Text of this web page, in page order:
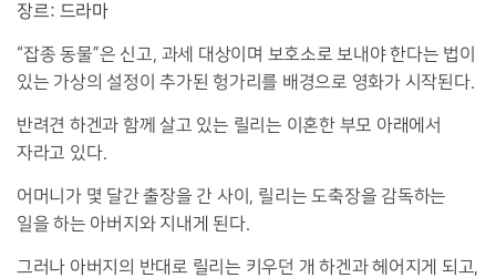
장르: 드라마
“잡종 동물”은 신고, 과세 대상이며 보호소로 보내야 한다는 법이
있는 가상의 설정이 추가된 헝가리를 배경으로 영화가 시작된다.
반려견 하겐과 함께 살고 있는 릴리는 이혼한 부모 아래에서
자라고 있다.
어머니가 몇 달간 출장을 간 사이 , 릴리는 도축장을 감독하는
일을 하는 아버지와 지내게 된다.
그러나 아버지의 반대로 릴리는 키우던 개 하겐과 헤어지게 되고,